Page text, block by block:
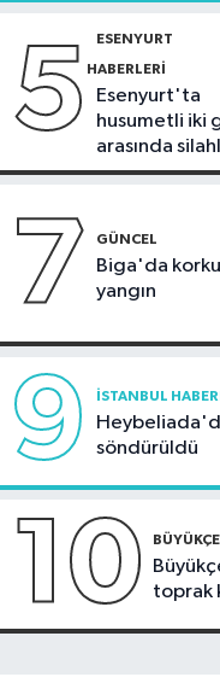
5 ESENYURT
HABERLERI
Esenyurt'ta
husumetli iki
arasında
kavga
7 GÜNCEL
Biga'da
yangın
9 İSTANBUL
söndürüldü
10
toprak